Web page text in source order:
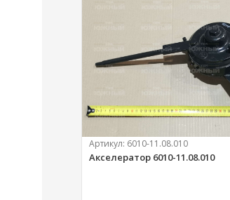
Артикул: 6010-11.08.010
Акселератор 6010-11.08.010